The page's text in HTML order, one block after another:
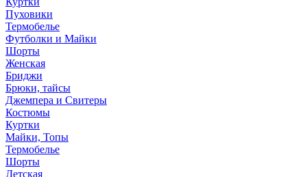
Пуховики
Термобелье
Футболки и Майки
Шорты
Женская
Бриджи
Брюки, тайсы
Джемпера и Свитеры
Костюмы
Куртки
Майки, Топы
Термобелье
Шорты
Детская